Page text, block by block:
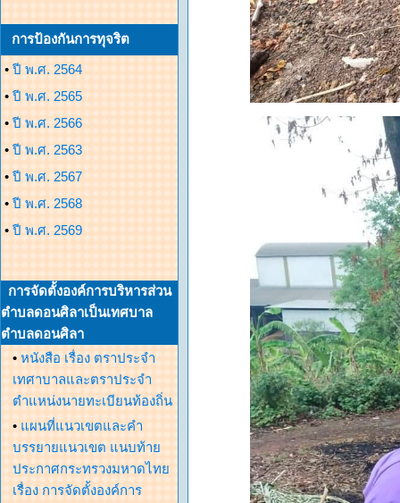
การป้องกันการทุจริต
• ปี พ.ศ. 2564
• ปี พ.ศ. 2565
• ปี พ.ศ. 2566
• ปี พ.ศ. 2563
• ปี พ.ศ. 2567
• ปี พ.ศ. 2568
• ปี พ.ศ. 2569
การจัดตั้งองค์การบริหารส่วน
ตำบลดอนศิลาเป็นเทศบาล
ตำบลดอนศิลา
• หนังสือ เรื่อง ตราประจำ
เทศาบาลและตราประจำ
ตำแหน่งนายทะเบียนท้องถิ่น
• แผนที่แนวเขตและคำ
บรรยายแนวเขต แนบท้าย
ประกาศกระทรวงมหาดไทย
เรื่อง การจัดตั้งองค์การ